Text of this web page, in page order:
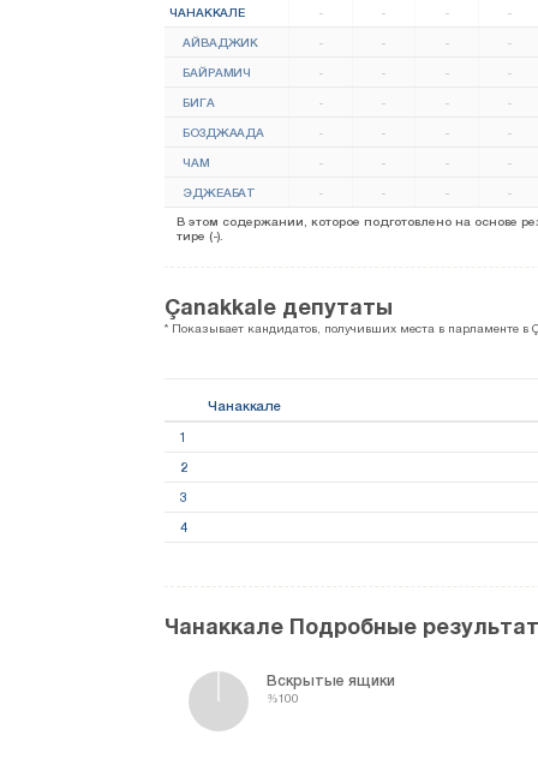
ЧАНАККАЛЕ - - - -
АЙВАДЖИК - - - -
БАЙРАМИЧ - - - -
БИГА - - - -
БОЗДЖААДА - - - -
ЧАМ - - - -
ЭДЖЕАБАТ - - - -
В этом содержании, которое подготовлено на основе
тире (-).
Çanakkale депутаты
* Показывает кандидатов, получивших места в парламенте в
Чанаккале
1
2
3
4
Чанаккале Подробные
Вскрытые ящики
%100